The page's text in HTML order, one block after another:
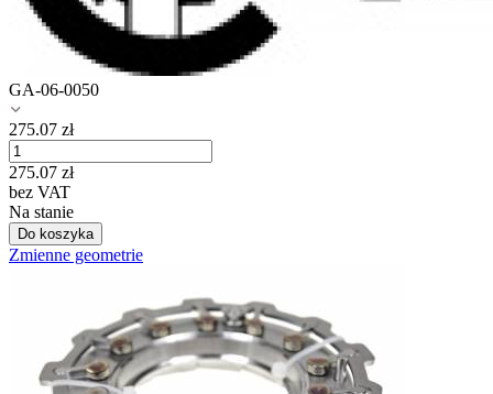
GA-06-0050
275.07 zł
275.07 zł
bez VAT
Na stanie
Do koszyka
Zmienne geometrie